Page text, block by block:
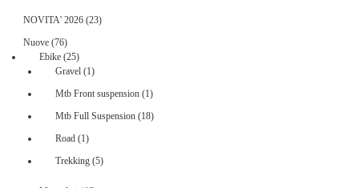
NOVITA' 2026 2323
Nuove 7676
prodotti
Ebike 2525
prodotti
Gravel 11
Mtb Front suspension 11
Mtb Full Suspension 1818
Road 11
Trekking 55